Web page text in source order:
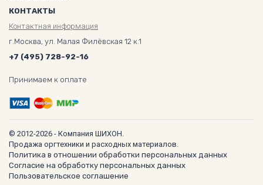
КОНТАКТЫ
Контактная информация
г.Москва, ул. Малая Филёвская 12 к.1
+7 (495) 728-92-16
Принимаем к оплате
© 2012-2026 - Компания ШИХОН.
Продажа оргтехники и расходных материалов.
Политика в отношении обработки персональных данных
Согласие на обработку персональных данных
Пользовательское соглашение